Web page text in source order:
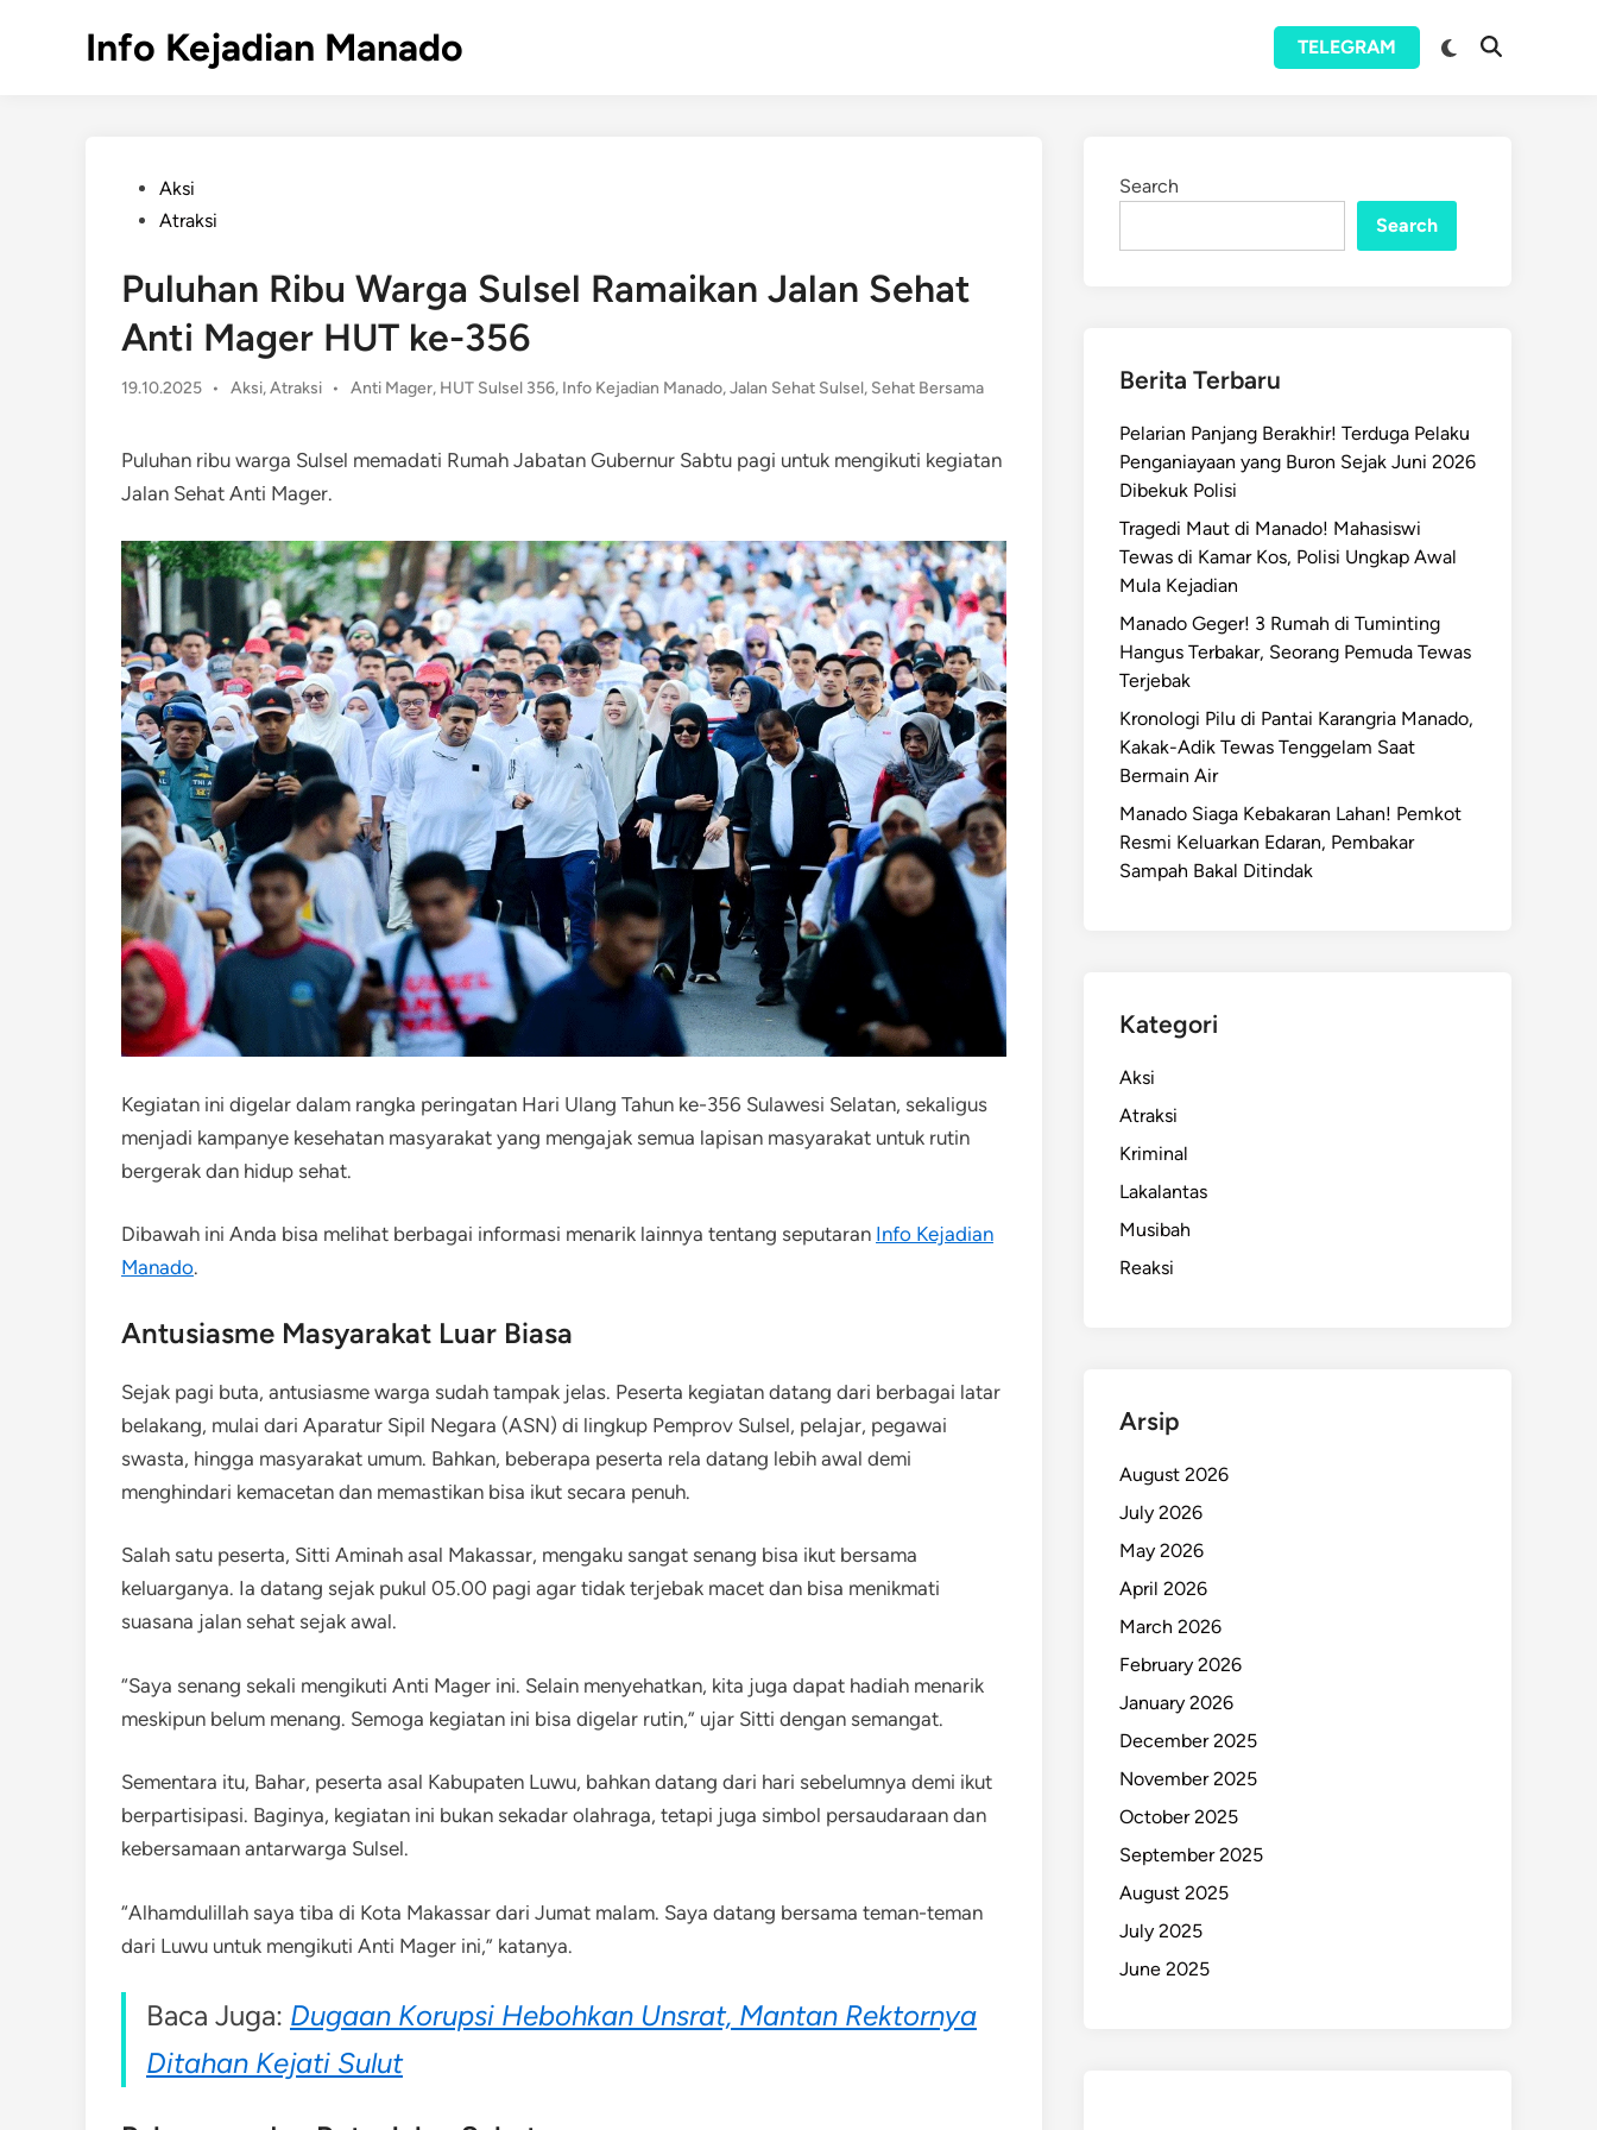
Info Kejadian Manado TELEGRAM
Switch
Open
PostedAksi
Atraksi
Puluhan Ribu Warga Sulsel Ramaikan Jalan Sehat
Anti Mager HUT ke-356
19.10.2025 •
Posted
Aksi,Atraksi • Anti Mager, HUT Sulsel 356, Info Kejadian Manado,Jalan Sehat Sulsel, Sehat Bersama
Puluhan ribu warga Sulsel memadati Rumah Jabatan Gubernur Sabtu pagi untuk mengikuti kegiatan
Jalan Sehat Anti Mager.
Kegiatan ini digelar dalam rangka peringatan Hari Ulang Tahun ke-356 Sulawesi Selatan, sekaligus
menjadi kampanye kesehatan masyarakat yang mengajak semua lapisan masyarakat untuk rutin
bergerak dan hidup sehat.
Dibawah ini Anda bisa melihat berbagai informasi menarik lainnya tentang seputaran Info Kejadian
Manado.
Antusiasme Masyarakat Luar Biasa
Sejak pagi buta, antusiasme warga sudah tampak jelas. Peserta kegiatan datang dari berbagai latar
belakang, mulai dari Aparatur Sipil Negara (ASN) di lingkup Pemprov Sulsel, pelajar, pegawai
swasta, hingga masyarakat umum. Bahkan, beberapa peserta rela datang lebih awal demi
menghindari kemacetan dan memastikan bisa ikut secara penuh.
Salah satu peserta, Sitti Aminah asal Makassar, mengaku sangat senang bisa ikut bersama
keluarganya. Ia datang sejak pukul 05.00 pagi agar tidak terjebak macet dan bisa menikmati
suasana jalan sehat sejak awal.
“Saya senang sekali mengikuti Anti Mager ini. Selain menyehatkan, kita juga dapat hadiah menarik
meskipun belum menang. Semoga kegiatan ini bisa digelar rutin,” ujar Sitti dengan semangat.
Sementara itu, Bahar, peserta asal Kabupaten Luwu, bahkan datang dari hari sebelumnya demi ikut
berpartisipasi. Baginya, kegiatan ini bukan sekadar olahraga, tetapi juga simbol persaudaraan dan
kebersamaan antarwarga Sulsel.
“Alhamdulillah saya tiba di Kota Makassar dari Jumat malam. Saya datang bersama teman-teman
dari Luwu untuk mengikuti Anti Mager ini,” katanya.
Baca Juga: Dugaan Korupsi Hebohkan Unsrat, Mantan Rektornya
Ditahan Kejati Sulut
Search
Search
Berita Terbaru
Pelarian Panjang Berakhir! Terduga Pelaku
Penganiayaan yang Buron Sejak Juni 2026
Dibekuk Polisi
Tragedi Maut di Manado! Mahasiswi
Tewas di Kamar Kos, Polisi Ungkap Awal
Mula Kejadian
Manado Geger! 3 Rumah di Tuminting
Hangus Terbakar, Seorang Pemuda Tewas
Terjebak
Kronologi Pilu di Pantai Karangria Manado,
Kakak-Adik Tewas Tenggelam Saat
Bermain Air
Manado Siaga Kebakaran Lahan! Pemkot
Resmi Keluarkan Edaran, Pembakar
Sampah Bakal Ditindak
Kategori
Aksi
Atraksi
Kriminal
Lakalantas
Musibah
Reaksi
Arsip
August 2026
July 2026
May 2026
April 2026
March 2026
February 2026
January 2026
December 2025
November 2025
October 2025
September 2025
August 2025
July 2025
June 2025